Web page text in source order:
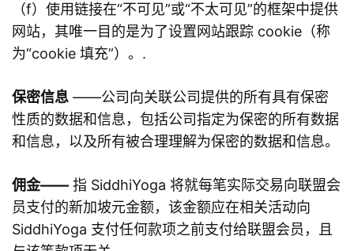
（f）使用链接在“不可见”或“不太可见”的框架中提供
网站，其唯一目的是为了设置网站跟踪 cookie（称
为“cookie 填充”）。.
保密信息 ——公司向关联公司提供的所有具有保密
性质的数据和信息，包括公司指定为保密的所有数据
和信息，以及所有被合理理解为保密的数据和信息。
佣金—— 指 SiddhiYoga 将就每笔实际交易向联盟会
员支付的新加坡元金额，该金额应在相关活动向
SiddhiYoga 支付任何款项之前支付给联盟会员，且